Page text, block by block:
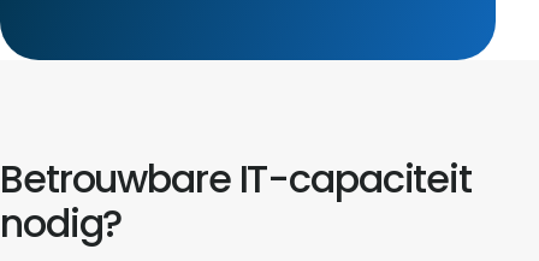
Betrouwbare IT-capaciteit
nodig?